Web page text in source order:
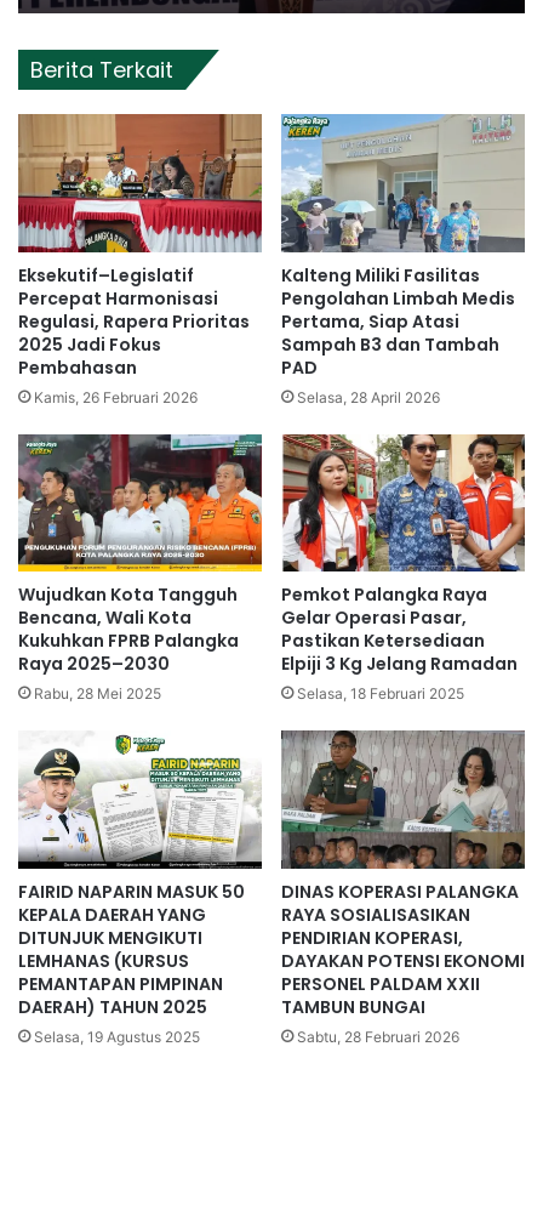
Berita Terkait
Eksekutif–Legislatif
Percepat Harmonisasi
Regulasi, Rapera Prioritas
2025 Jadi Fokus
Pembahasan
Kamis, 26 Februari 2026
Kalteng Miliki Fasilitas
Pengolahan Limbah Medis
Pertama, Siap Atasi
Sampah B3 dan Tambah
PAD
Selasa, 28 April 2026
Wujudkan Kota Tangguh
Bencana, Wali Kota
Kukuhkan FPRB Palangka
Raya 2025–2030
Rabu, 28 Mei 2025
Pemkot Palangka Raya
Gelar Operasi Pasar,
Pastikan Ketersediaan
Elpiji 3 Kg Jelang Ramadan
Selasa, 18 Februari 2025
FAIRID NAPARIN MASUK 50
KEPALA DAERAH YANG
DITUNJUK MENGIKUTI
LEMHANAS (KURSUS
PEMANTAPAN PIMPINAN
DAERAH) TAHUN 2025
Selasa, 19 Agustus 2025
DINAS KOPERASI PALANGKA
RAYA SOSIALISASIKAN
PENDIRIAN KOPERASI,
DAYAKAN POTENSI EKONOMI
PERSONEL PALDAM XXII
TAMBUN BUNGAI
Sabtu, 28 Februari 2026